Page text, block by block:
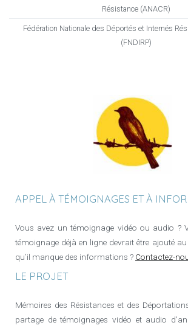
Résistance (ANACR)
Fédération Nationale des Déportés et Internés
(FNDIRP)
APPEL À TÉMOIGNAGES ET À
Vous avez un témoignage vidéo ou audio ?
témoignage déjà en ligne devrait être ajouté
qu’il manque des informations ? Contactez-
LE PROJET
Mémoires des Résistances et des
partage de témoignages vidéo et audio